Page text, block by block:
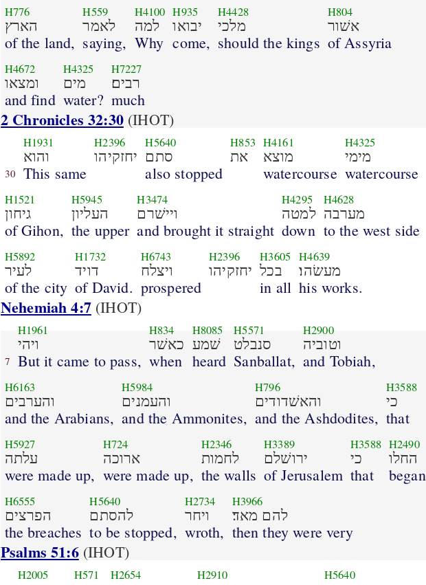
H776
הארץ
of the land,
H559
לאמר
saying,
H4100
למה
Why
H935
יבואו
come,
H4428
מלכי
should the kings
H804
אשׁור
of Assyria
H4672
ומצאו
and find
H4325
מים
water?
H7227
רבים׃
much
2 Chronicles 32:30(IHOT)
30
H1931
והוא
This same
H2396
יחזקיהו
H5640
סתם
also stopped
H853
את
H4161
מוצא
watercourse
H4325
מימי
watercourse
H1521
גיחון
of Gihon,
H5945
העליון
the upper
H3474
ויישׁרם
and brought it straight
H4295
למטה
down
H4628
מערבה
to the west side
H5892
לעיר
of the city
H1732
דויד
of David.
H6743
ויצלח
prospered
H2396
יחזקיהו
H3605
בכל
in all
H4639
מעשׂהו׃
his works.
Nehemiah 4:7(IHOT)
7
H1961
ויהי
But it came to pass,
H834
כאשׁר
when
H8085
שׁמע
heard
H5571
סנבלט
Sanballat,
H2900
וטוביה
and Tobiah,
H6163
והערבים
and the Arabians,
H5984
והעמנים
and the Ammonites,
H796
והאשׁדודים
and the Ashdodites,
H3588
כי
that
H5927
עלתה
were made up,
H724
ארוכה
were made up,
H2346
לחמות
the walls
H3389
ירושׁלם
of Jerusalem
H3588
כי
that
H2490
החלו
began
H6555
הפרצים
the breaches
H5640
להסתם
to be stopped,
H2734
ויחר
wroth,
H3966
להם מאד׃
then they were very
Psalms 51:6(IHOT)
H2005 H571 H2654 H2910 H5640